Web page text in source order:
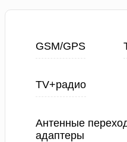
GSM/GPS
TV+радио
Антенные
адаптеры